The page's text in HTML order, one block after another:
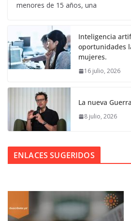
menores de 15 años, una
Inteligencia
oportunidades
mujeres.
16 julio, 2026
La nueva
8 julio, 2026
ENLACES SUGERIDOS